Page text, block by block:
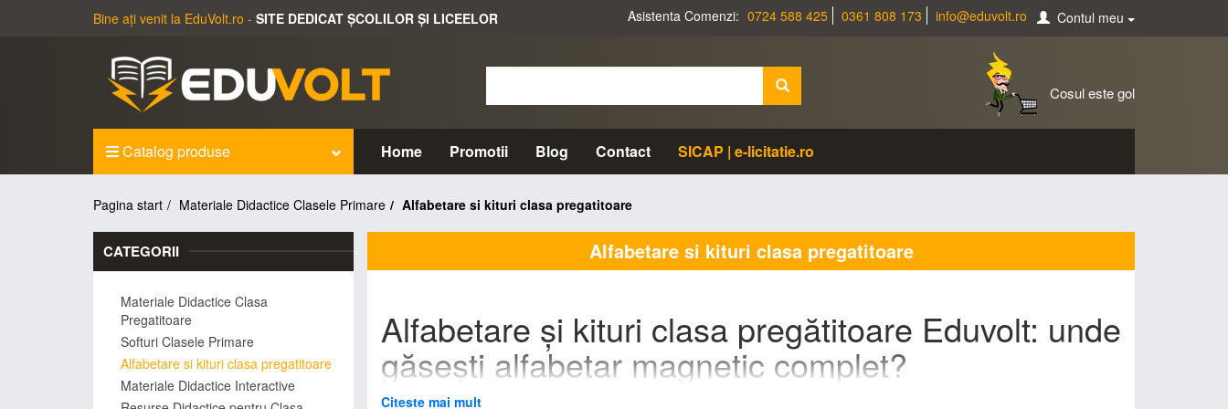
Bine ați venit la EduVolt.ro - SITE DEDICAT ȘCOLILOR ȘI LICEELOR Asistenta Comenzi: 0724 588 425 0361 808 173 info@eduvolt.ro Contul meu
Cosul este gol
Catalog produse Home Promotii Blog Contact SICAP | e-licitatie.ro
Pagina start Materiale Didactice Clasele Primare Alfabetare si kituri clasa pregatitoare
CATEGORII
Materiale Didactice Clasa
Pregatitoare
Softuri Clasele Primare
Alfabetare si kituri clasa pregatitoare
Materiale Didactice Interactive
Alfabetare si kituri clasa pregatitoare
Alfabetare și kituri clasa pregătitoare Eduvolt: unde
găsești alfabetar magnetic complet?
EduVolt oferă alfabetare și kituri pentru clasa pregătitoare: alfabetar magnetic cu imagini, alfabetar complet cu litere mici și mari
Citeste mai mult